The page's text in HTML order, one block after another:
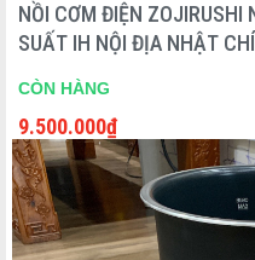
NỒI CƠM ĐIỆN ZOJIRUSHI
SUẤT IH NỘI ĐỊA NHẬT
CÒN HÀNG
9.500.000₫